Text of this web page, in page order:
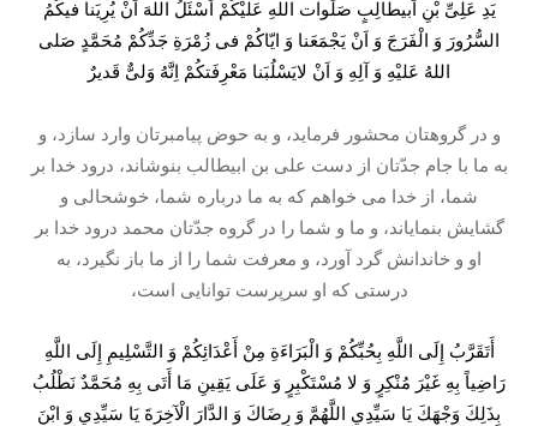
یَدِ عَلِیِّ بْنِ اَبیطالِبٍ صَلَوات اللهِ عَلیْكُمْ اَسْئَلُ اللهَ اَنْ یُرِیَنا فیكُمُ
السُّرُورَ وَ الْفَرَجَ وَ اَنْ یَجْمَعَنا وَ ایّاكُمْ فی زُمْرَةِ جَدِّكُمْ مُحَمَّدٍ صَلی
اللهُ عَلیْهِ وَ آلِهِ وَ اَنْ لایَسْلُبَنا مَعْرِفَتكُمْ اِنَّهُ وَلیٌّ قَدیرٌ
و در گروهتان محشور فرمايد، و به حوض پيامبرتان وارد سازد، و
به ما با جام جدّتان از دست على بن ابيطالب بنوشاند، درود خدا بر
شما، از خدا می خواهم كه به ما درباره شما، خوشحالى و
گشايش بنماياند، و ما و شما را در گروه جدّتان محمد درود خدا بر
او و خاندانش گرد آورد، و معرفت شما را از ما باز نگيرد، به
درستى كه او سرپرست توانايى است،
أَتَقَرَّبُ إِلَى اللَّهِ بِحُبِّكُمْ وَ الْبَرَاءَةِ مِنْ أَعْدَائِكُمْ وَ التَّسْلِيمِ إِلَى اللَّهِ
رَاضِياً بِهِ غَيْرَ مُنْكِرٍ وَ لا مُسْتَكْبِرٍ وَ عَلَى يَقِينِ مَا أَتَى بِهِ مُحَمَّدٌ نَطْلُبُ
بِذَلِكَ وَجْهَكَ يَا سَيِّدِي اللَّهُمَّ وَ رِضَاكَ وَ الدَّارَ الْآخِرَةَ يَا سَيِّدِي وَ ابْنَ